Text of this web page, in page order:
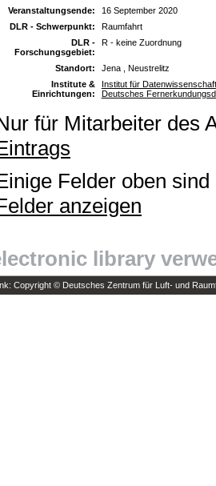
Veranstaltungsende:
16 September 2020
DLR - Schwerpunkt:
Raumfahrt
DLR -
Forschungsgebiet:
R - keine Zuordnung
Standort:
Jena , Neustrelitz
Institute &
Einrichtungen:
Institut für
Deutsches
für Mitarbeiter des
Felder oben
anzeigen
library
Copyright © Deutsches Zentrum für Luft- und